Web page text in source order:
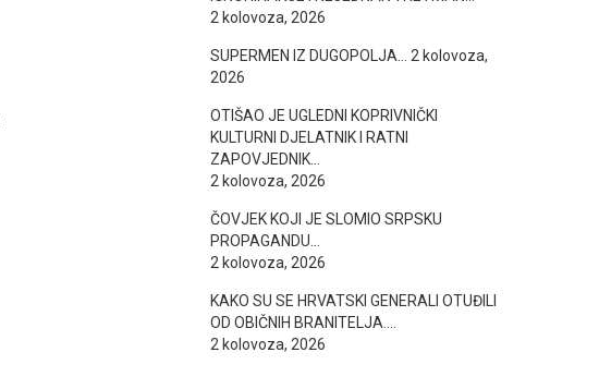
2 kolovoza, 2026
SUPERMEN IZ DUGOPOLJA…
2 kolovoza,
2026
OTIŠAO JE UGLEDNI KOPRIVNIČKI
KULTURNI DJELATNIK I RATNI
ZAPOVJEDNIK…
2 kolovoza, 2026
ČOVJEK KOJI JE SLOMIO SRPSKU
PROPAGANDU…
2 kolovoza, 2026
KAKO SU SE HRVATSKI GENERALI OTUĐILI
OD OBIČNIH BRANITELJA….
2 kolovoza, 2026